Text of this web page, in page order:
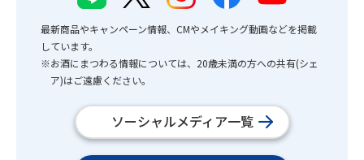
最新商品やキャンペーン情報、CMやメイキング動画などを掲載
しています。
※お酒にまつわる情報については、20歳未満の方への共有(シェ
ア)はご遠慮ください。
ソーシャルメディア一覧